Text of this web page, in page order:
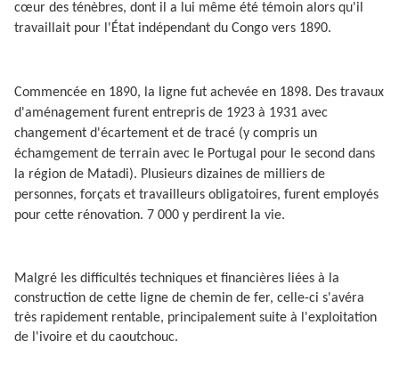
cœur des ténèbres, dont il a lui même été témoin alors qu'il
travaillait pour l'État indépendant du Congo vers 1890.
Commencée en 1890, la ligne fut achevée en 1898. Des travaux
d'aménagement furent entrepris de 1923 à 1931 avec
changement d'écartement et de tracé (y compris un
échamgement de terrain avec le Portugal pour le second dans
la région de Matadi). Plusieurs dizaines de milliers de
personnes, forçats et travailleurs obligatoires, furent employés
pour cette rénovation. 7 000 y perdirent la vie.
Malgré les difficultés techniques et financières liées à la
construction de cette ligne de chemin de fer, celle-ci s'avéra
très rapidement rentable, principalement suite à l'exploitation
de l'ivoire et du caoutchouc.